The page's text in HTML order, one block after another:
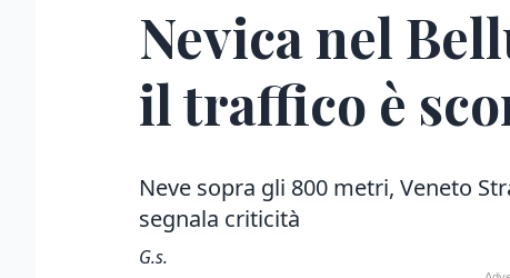
Nevica nel
il traffico è
Neve sopra gli 800 metri, Veneto
segnala criticità
G.s.